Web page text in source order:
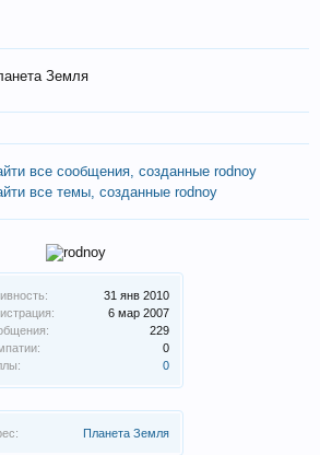
31 янв 2010
6 мар 2007
229
0
0
Планета Земля
Земля
все сообщения, созданные rodnoy
все темы, созданные rodnoy